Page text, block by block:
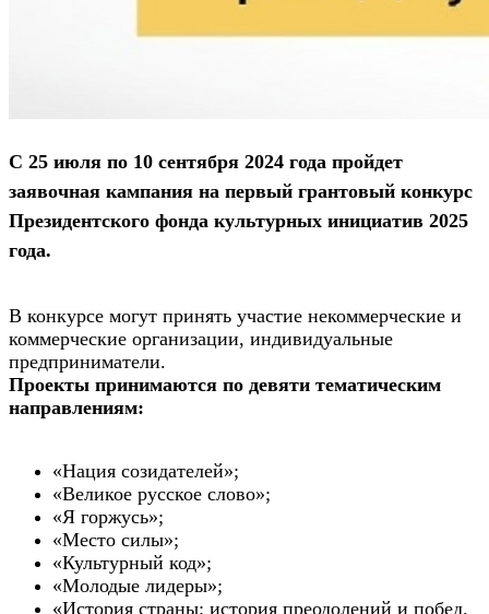
С 25 июля по 10 сентября 2024 года пройдет
заявочная кампания на первый грантовый конкурс
Президентского фонда культурных инициатив 2025
года.
В конкурсе могут принять участие некоммерческие и
коммерческие организации, индивидуальные
предприниматели.
Проекты принимаются по девяти тематическим
направлениям:
«Нация созидателей»;
«Великое русское слово»;
«Я горжусь»;
«Место силы»;
«Культурный код»;
«Молодые лидеры»;
«История страны: история преодолений и побед.